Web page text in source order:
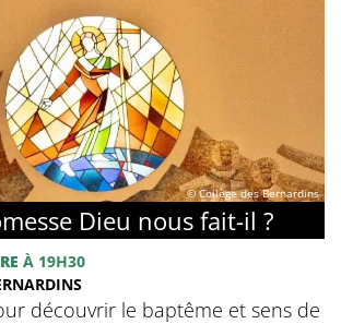
© Collège des Bernardins
Dieu nous fait-il ?
À 19H30
découvrir le baptême et sens de